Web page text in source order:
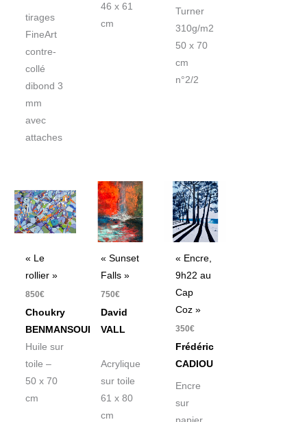
tirages
FineArt
contre-
collé
dibond 3
mm
avec
attaches
46 x 61
cm
Turner
310g/m2
50 x 70
cm
n°2/2
« Le
rollier »
850€
Choukry
BENMANSOUR
Huile sur
toile –
50 x 70
cm
« Sunset
Falls »
750€
David
VALL
Acrylique
sur toile
61 x 80
cm
« Encre,
9h22 au
Cap
Coz »
350€
Frédéric
CADIOU
Encre
sur